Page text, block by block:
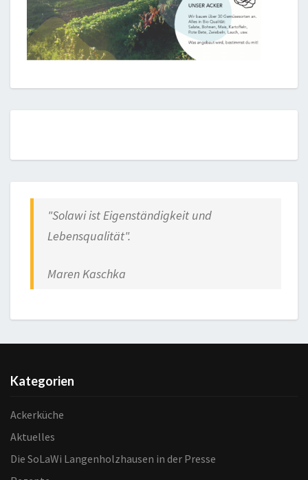
"Solawi ist Eigenständigkeit und
Lebensqualität".
Maren Kaschka
Kategorien
Ackerküche
Aktuelles
Die SoLaWi Langenholzhausen in der Presse